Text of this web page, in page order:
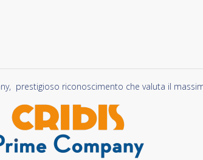
prestigioso riconoscimento che valuta il